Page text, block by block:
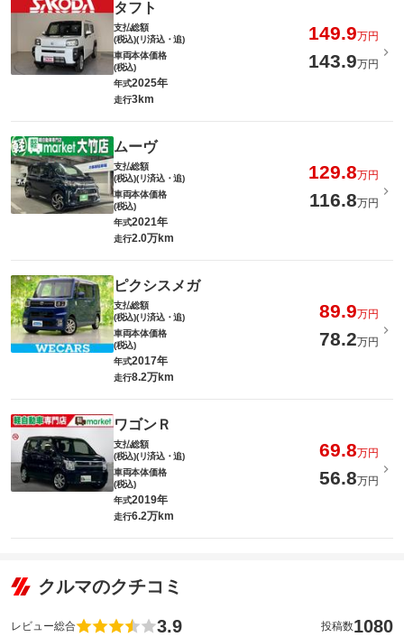
タフト
支払総額
(税込)(リ済込・追)
149.9万円
車両本体価格
(税込)
143.9万円
年式2025年
走行3km
ムーヴ
支払総額
(税込)(リ済込・追)
129.8万円
車両本体価格
(税込)
116.8万円
年式2021年
走行2.0万km
ピクシスメガ
支払総額
(税込)(リ済込・追)
89.9万円
車両本体価格
(税込)
78.2万円
年式2017年
走行8.2万km
ワゴンＲ
支払総額
(税込)(リ済込・追)
69.8万円
車両本体価格
(税込)
56.8万円
年式2019年
走行6.2万km
クルマのクチコミ
レビュー総合 3.9 投稿数1080